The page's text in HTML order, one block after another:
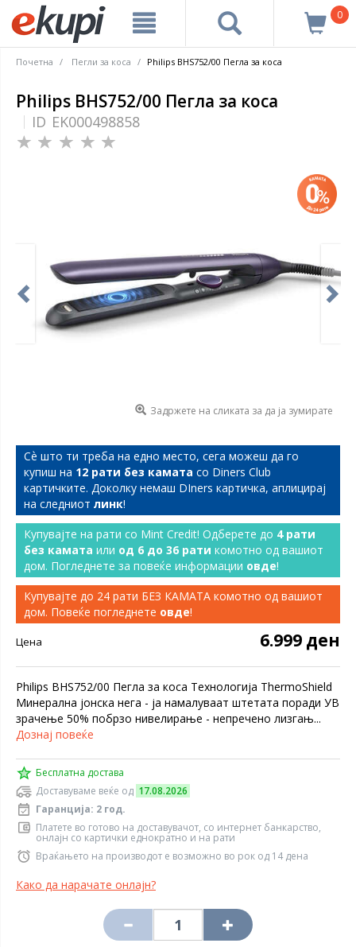
0
Почетна Пегли за коса Philips BHS752/00 Пегла за коса
Philips BHS752/00 Пегла за коса
ID EK000498858
Задржете на сликата за да ја зумирате
Сѐ што ти треба на едно место, сега можеш да го
купиш на 12 рати без камата со Diners Club
картичките. Доколку немаш DIners картичка, аплицирај
на следниот линк!
Купувајте на рати со Mint Credit! Одберете до 4 рати
без камата или од 6 до 36 рати комотно од вашиот
дом. Погледнете за повеќе информации овде!
Купувајте до 24 рати БЕЗ КАМАТА комотно од вашиот
дом. Повеќе погледнете овде!
Цена 6.999 ден
Philips BHS752/00 Пегла за коса Технологија ThermoShield
Минерална јонска нега - ја намалуваат штетата поради УВ
зрачење 50% побрзо нивелирање - непречено лизгањ...
Дознај повеќе
Бесплатна достава
Доставуваме веќе од 17.08.2026
Гаранција: 2 год.
Платете во готово на доставувачот, со интернет банкарство,
онлајн со картички еднократно и на рати
Враќањето на производот е возможно во рок од 14 дена
Како да нарачате онлајн?